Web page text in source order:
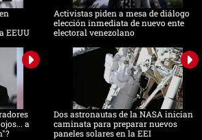
EEUU
Activistas piden a mesa de diálogo
elección inmediata de nuevo ente
electoral venezolano
a
Dos astronautas de la NASA inician
caminata para preparar nuevos
paneles solares en la EEI